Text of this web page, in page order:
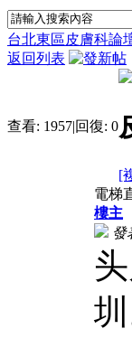
台北東區皮膚科論
返回列表
查看: 1957|回復: 0
[
電梯
樓主
發
圳